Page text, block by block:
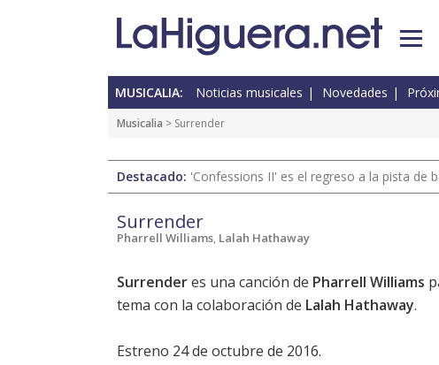
MUSICALIA: Noticias musicales Novedades
Musicalia > Surrender
Destacado: 'Confessions II' es el regreso a la pista de
Surrender
Pharrell Williams, Lalah Hathaway
Surrenderes una canción de Pharrell Williams
tema con la colaboración de Lalah Hathaway.
Estreno 24 de octubre de 2016.